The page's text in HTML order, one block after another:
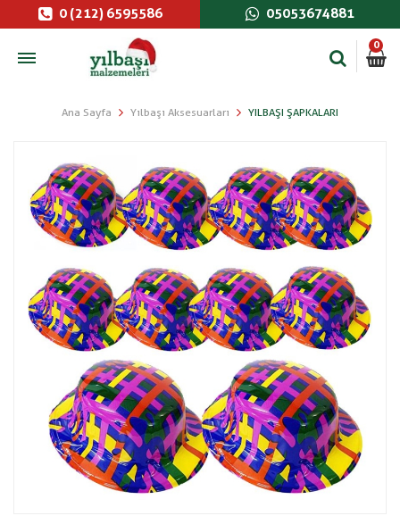
0 (212) 6595586 05053674881
0
Ana Sayfa Yılbaşı Aksesuarları YILBAŞI ŞAPKALARI